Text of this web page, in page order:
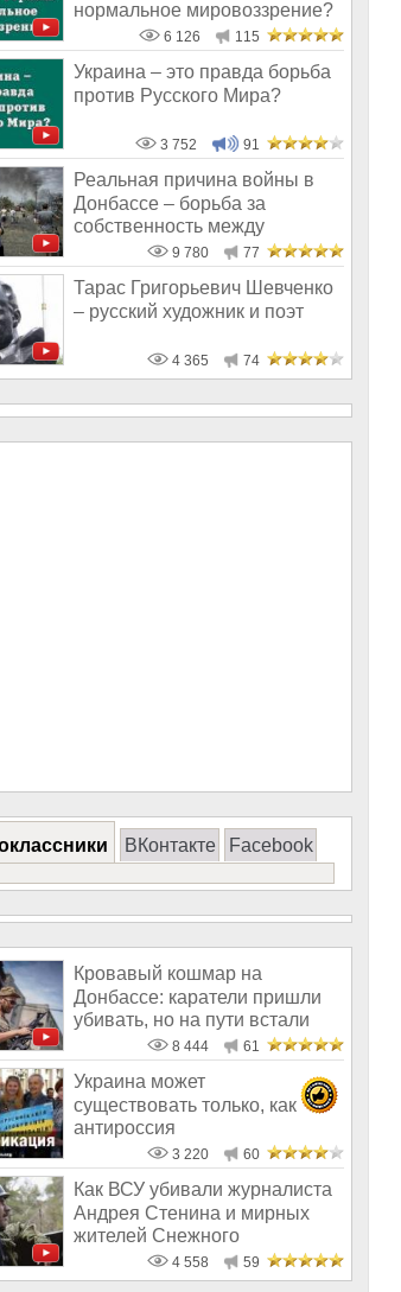
нормальное мировоззрение?
6 126 115
Украина – это правда борьба
против Русского Мира?
3 752 91
Реальная причина войны в
Донбассе – борьба за
собственность между
олигархами9 780 77
Тарас Григорьевич Шевченко
– русский художник и поэт
4 365 74
ВКонтакте Facebook
Кровавый кошмар на
Донбассе: каратели пришли
убивать, но на пути встали
8 444 61
Украина может
существовать только, как
антироссия
3 220 60
Как ВСУ убивали журналиста
Андрея Стенина и мирных
жителей Снежного
4 558 59